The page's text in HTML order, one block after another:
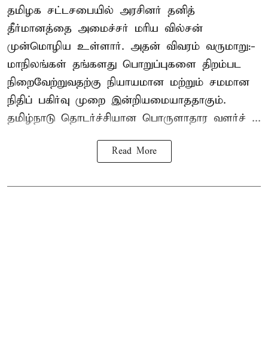
தமிழக சட்டசபையில் அரசினர் தனித்
தீர்மானத்தை அமைச்சர் மரிய வில்சன்
முன்மொழிய உள்ளார். அதன் விவரம் வருமாறு:-
மாநிலங்கள் தங்களது பொறுப்புகளை திறம்பட
நிறைவேற்றுவதற்கு நியாயமான மற்றும் சமமான
நிதிப் பகிர்வு முறை இன்றியமையாததாகும்.
தமிழ்நாடு தொடர்ச்சியான பொருளாதார வளர்ச் ...
Read More